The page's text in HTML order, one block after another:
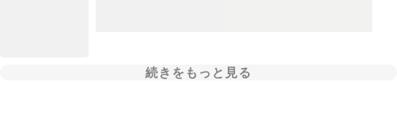
続きをもっと見る